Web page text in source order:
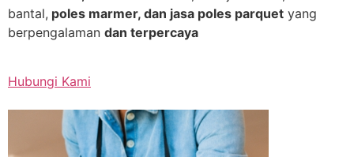
bantal, poles marmer, dan jasa poles parquet yang
berpengalaman dan terpercaya
Hubungi Kami